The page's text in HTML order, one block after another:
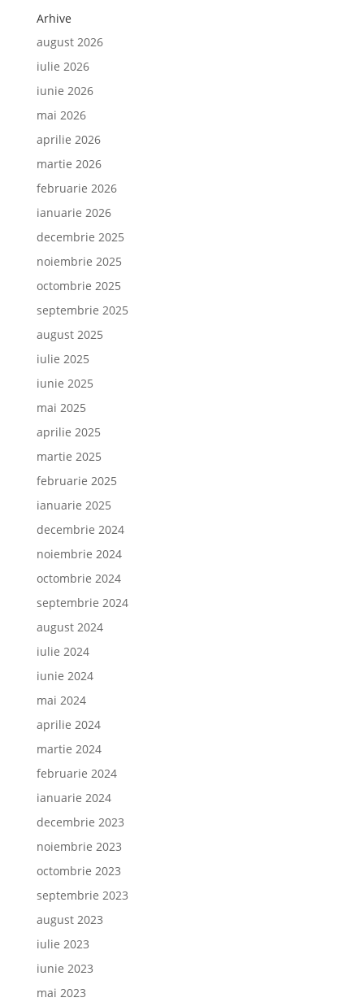
Arhive
august 2026
iulie 2026
iunie 2026
mai 2026
aprilie 2026
martie 2026
februarie 2026
ianuarie 2026
decembrie 2025
noiembrie 2025
octombrie 2025
septembrie 2025
august 2025
iulie 2025
iunie 2025
mai 2025
aprilie 2025
martie 2025
februarie 2025
ianuarie 2025
decembrie 2024
noiembrie 2024
octombrie 2024
septembrie 2024
august 2024
iulie 2024
iunie 2024
mai 2024
aprilie 2024
martie 2024
februarie 2024
ianuarie 2024
decembrie 2023
noiembrie 2023
octombrie 2023
septembrie 2023
august 2023
iulie 2023
iunie 2023
mai 2023